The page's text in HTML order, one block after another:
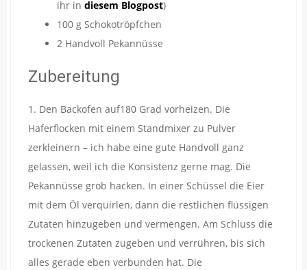
ihr in diesem Blogpost)
100 g Schokotröpfchen
2 Handvoll Pekannüsse
Zubereitung
1. Den Backofen auf180 Grad vorheizen. Die
Haferflocken mit einem Standmixer zu Pulver
zerkleinern – ich habe eine gute Handvoll ganz
gelassen, weil ich die Konsistenz gerne mag. Die
Pekannüsse grob hacken. In einer Schüssel die Eier
mit dem Öl verquirlen, dann die restlichen flüssigen
Zutaten hinzugeben und vermengen. Am Schluss die
trockenen Zutaten zugeben und verrühren, bis sich
alles gerade eben verbunden hat. Die